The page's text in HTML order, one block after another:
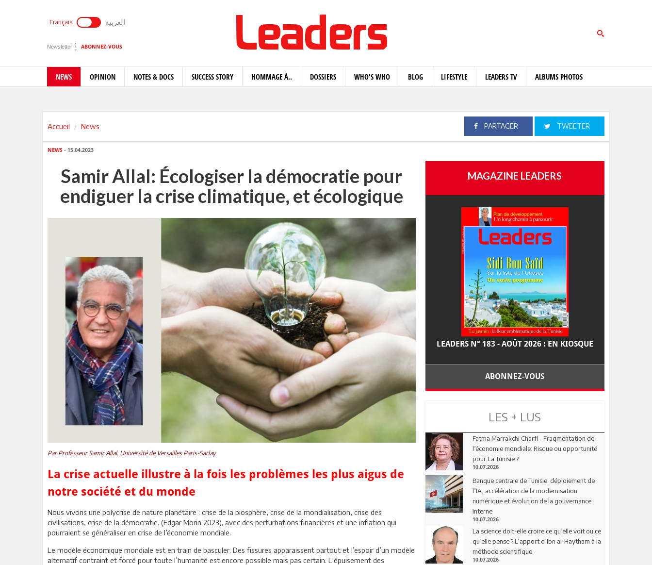
Français العربية
Newsletter ABONNEZ-VOUS
NEWS OPINION NOTES & DOCS SUCCESS STORY HOMMAGE À.. DOSSIERS WHO'S WHO BLOG LIFESTYLE LEADERS TV ALBUMS PHOTOS
Accueil News PARTAGER TWEETER
NEWS - 15.04.2023
Samir Allal: Écologiser la démocratie pour
endiguer la crise climatique, et écologique
Par Professeur Samir Allal. Université de Versailles Paris-Saclay
La crise actuelle illustre à la fois les problèmes les plus aigus de
notre société et du monde
Nous vivons une polycrise de nature planétaire : crise de la biosphère, crise de la mondialisation, crise des
civilisations, crise de la démocratie. (Edgar Morin 2023), avec des perturbations financières et une inflation qui
pourraient se généraliser en crise de l’économie mondiale.
Le modèle économique mondiale est en train de basculer. Des fissures apparaissent partout et l’espoir d’un modèle
alternatif contraint et forcé pour toute l’humanité est encore possible mais pas certain. L'épuisement des
MAGAZINE LEADERS
LEADERS N° 183 - AOÛT 2026 : EN KIOSQUE
ABONNEZ-VOUS
LES + LUS
Fatma Marrakchi Charfi - Fragmentation de
l’économie mondiale: Risque ou opportunité
pour La Tunisie ?
10.07.2026
Banque centrale de Tunisie: déploiement de
l’IA, accélération de la modernisation
numérique et évolution de la gouvernance
interne
10.07.2026
La science doit-elle croire ce qu’elle voit ou ce
qu’elle pense ? L’apport d’Ibn al-Haytham à la
méthode scientifique
10.07.2026